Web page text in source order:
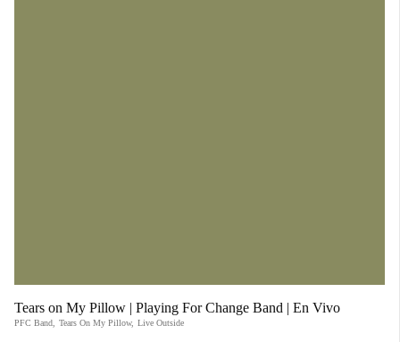
Tears on My Pillow | Playing For Change Band | En Vivo
PFC Band Tears On My Pillow, Live Outside